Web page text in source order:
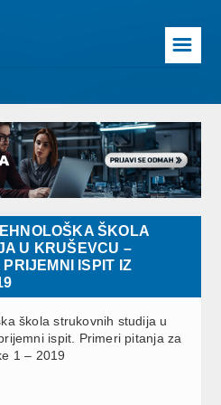
☰
ŠKOLA
U KRUŠEVCU –
ISPIT IZ
škola strukovnih studija u
ispit. Primeri pitanja za
1 – 2019